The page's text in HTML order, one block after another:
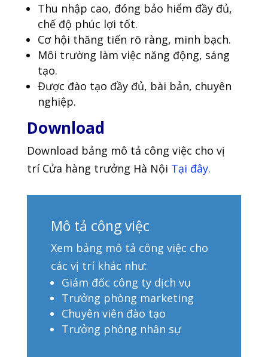
Thu nhập cao, đóng bảo hiểm đầy đủ,
chế độ phúc lợi tốt.
Cơ hội thăng tiến rõ ràng, minh bạch.
Môi trường làm việc năng động, sáng
tạo.
Được đào tạo đầy đủ, bài bản, chuyên
nghiệp.
Download
Download bảng mô tả công việc cho vị
trí Cửa hàng trưởng Hà Nội Tại đây.
Mô tả công việc
Xem bảng mô tả công việc cho
các vị trí khác như:
Giám đốc công ty dịch vụ
Trưởng phòng marketing
Chuyên viên đào tạo
Trưởng phòng nhân sự